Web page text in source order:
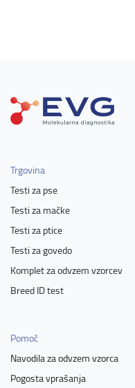
Trgovina
Testi za pse
Testi za mačke
Testi za ptice
Testi za govedo
Komplet za odvzem vzorcev
Breed ID test
Pomoč
Navodila za odvzem vzorca
Pogosta vprašanja